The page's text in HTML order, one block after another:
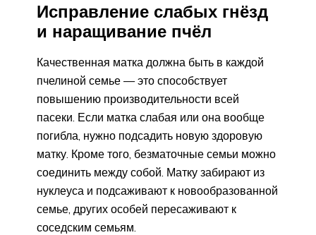
Исправление слабых гнёзд
и наращивание пчёл
Качественная матка должна быть в каждой
пчелиной семье — это способствует
повышению производительности всей
пасеки. Если матка слабая или она вообще
погибла, нужно подсадить новую здоровую
матку. Кроме того, безматочные семьи можно
соединить между собой. Матку забирают из
нуклеуса и подсаживают к новообразованной
семье, других особей пересаживают к
соседским семьям.